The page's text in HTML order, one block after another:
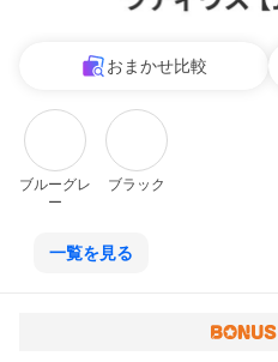
おまかせ比較
ブルーグレ
ー
ブラック
一覧を見る